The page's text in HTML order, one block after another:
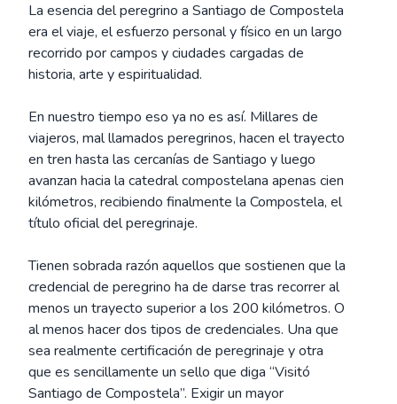
La esencia del peregrino a Santiago de Compostela
era el viaje, el esfuerzo personal y físico en un largo
recorrido por campos y ciudades cargadas de
historia, arte y espiritualidad.
En nuestro tiempo eso ya no es así. Millares de
viajeros, mal llamados peregrinos, hacen el trayecto
en tren hasta las cercanías de Santiago y luego
avanzan hacia la catedral compostelana apenas cien
kilómetros, recibiendo finalmente la Compostela, el
título oficial del peregrinaje.
Tienen sobrada razón aquellos que sostienen que la
credencial de peregrino ha de darse tras recorrer al
menos un trayecto superior a los 200 kilómetros. O
al menos hacer dos tipos de credenciales. Una que
sea realmente certificación de peregrinaje y otra
que es sencillamente un sello que diga “Visitó
Santiago de Compostela”. Exigir un mayor